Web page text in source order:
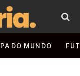
DO MUNDO